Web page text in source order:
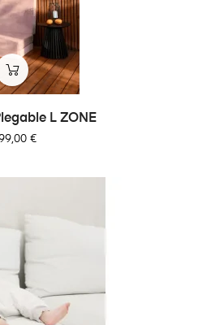
L ZONE
€